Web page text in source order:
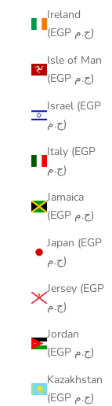
Ireland
(EGP ج.م)
Isle of Man
(EGP ج.م)
Israel (EGP
ج.م)
Italy (EGP
ج.م)
Jamaica
(EGP ج.م)
Japan (EGP
ج.م)
Jersey (EGP
ج.م)
Jordan
(EGP ج.م)
Kazakhstan
(EGP ج.م)